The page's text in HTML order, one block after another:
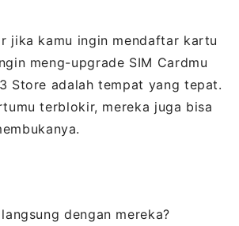
jika kamu ingin mendaftar kartu
meng-upgrade SIM Cardmu
Store adalah tempat yang tepat.
terblokir, mereka juga bisa
dengan mereka?